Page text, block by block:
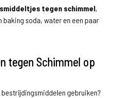
tegen schimmel,
baking soda, water en een paar
tegen Schimmel op
gebruiken?